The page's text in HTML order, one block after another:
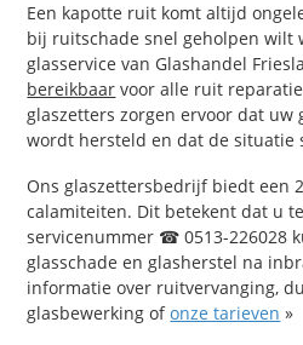
Een kapotte ruit komt altijd
bij ruitschade snel geholpen wilt
glasservice van Glashandel
bereikbaar voor alle ruit
glaszetters zorgen ervoor dat uw
wordt hersteld en dat de situatie
Ons glaszettersbedrijf biedt een
calamiteiten. Dit betekent dat u
servicenummer ☎ 0513-226028
glasschade en glasherstel na
informatie over ruitvervanging,
glasbewerking ofonze tarieven »